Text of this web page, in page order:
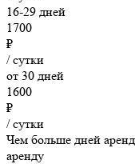
16-29 дней
1700
₽
/ сутки
от 30 дней
1600
₽
/ сутки
Чем больше дней
аренду